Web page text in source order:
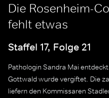
Die Rosenheim-
fehlt etwas
Staffel 17, Folge 21
Pathologin Sandra Mai
Gottwald wurde vergiftet. Die
liefern den Kommissaren